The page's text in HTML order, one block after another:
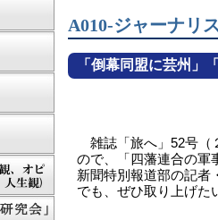
A010-ジャーナリ
「倒幕同盟に芸州」
雑誌「旅へ」52号（
ので、「四藩連合の軍
新聞特別報道部の記者
でも、ぜひ取り上げた